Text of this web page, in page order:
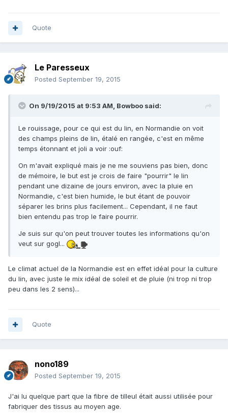
Quote
Le Paresseux
Posted September 19, 2015
On 9/19/2015 at 9:53 AM, Bowboo said:
Le rouissage, pour ce qui est du lin, en Normandie on voit
des champs pleins de lin, étalé en rangée, c'est en même
temps étonnant et joli a voir :ouf:
On m'avait expliqué mais je ne me souviens pas bien, donc
de mémoire, le but est je crois de faire "pourrir" le lin
pendant une dizaine de jours environ, avec la pluie en
Normandie, c'est bien humide, le but étant de pouvoir
séparer les brins plus facilement... Cependant, il ne faut
bien entendu pas trop le faire pourrir.
Je suis sur qu'on peut trouver toutes les informations qu'on
veut sur gogl...
Le climat actuel de la Normandie est en effet idéal pour la culture
du lin, avec juste le mix idéal de soleil et de pluie (ni trop ni trop
peu dans les 2 sens)...
Quote
nono189
Posted September 19, 2015
J'ai lu quelque part que la fibre de tilleul était aussi utilisée pour
fabriquer des tissus au moyen age.